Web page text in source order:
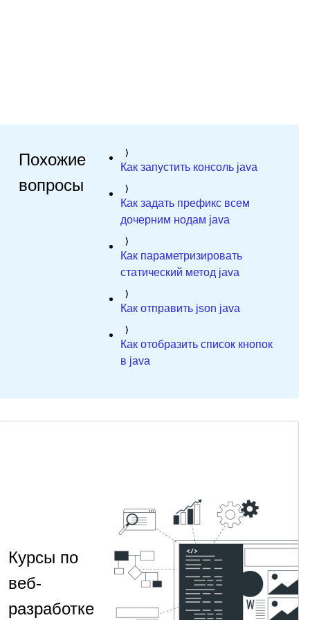
Похожие
вопросы
Как запустить консоль java
Как задать префикс всем
дочерним нодам java
Как параметризировать
статический метод java
Как отправить json java
Как отобразить список кнопок
в java
Курсы по
веб-
разработке